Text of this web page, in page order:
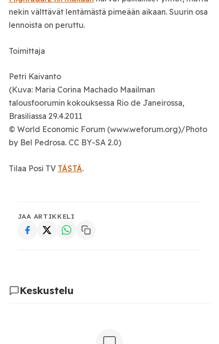
nekin välttävät lentämästä pimeään aikaan. Suurin osa
lennoista on peruttu.
Toimittaja
Petri Kaivanto
(Kuva: Maria Corina Machado Maailman
talousfoorumin kokouksessa Rio de Janeirossa,
Brasiliassa 29.4.2011
© World Economic Forum (www.weforum.org)/Photo
by Bel Pedrosa. CC BY-SA 2.0)
Tilaa Posi TV TÄSTÄ.
JAA ARTIKKELI
Keskustelu